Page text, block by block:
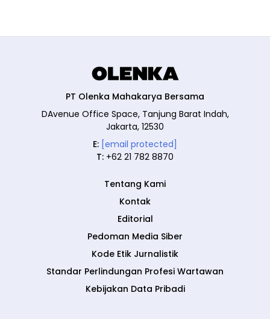
PT Olenka Mahakarya Bersama
DAvenue Office Space, Tanjung Barat Indah,
Jakarta, 12530
E: [email protected]
T: +62 21 782 8870
Tentang Kami
Kontak
Editorial
Pedoman Media Siber
Kode Etik Jurnalistik
Standar Perlindungan Profesi Wartawan
Kebijakan Data Pribadi